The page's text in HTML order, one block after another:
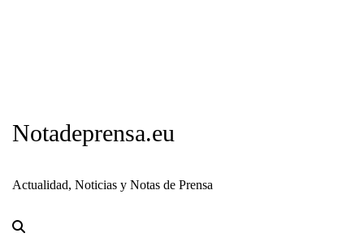
Notadeprensa.eu
Actualidad, Noticias y Notas de Prensa